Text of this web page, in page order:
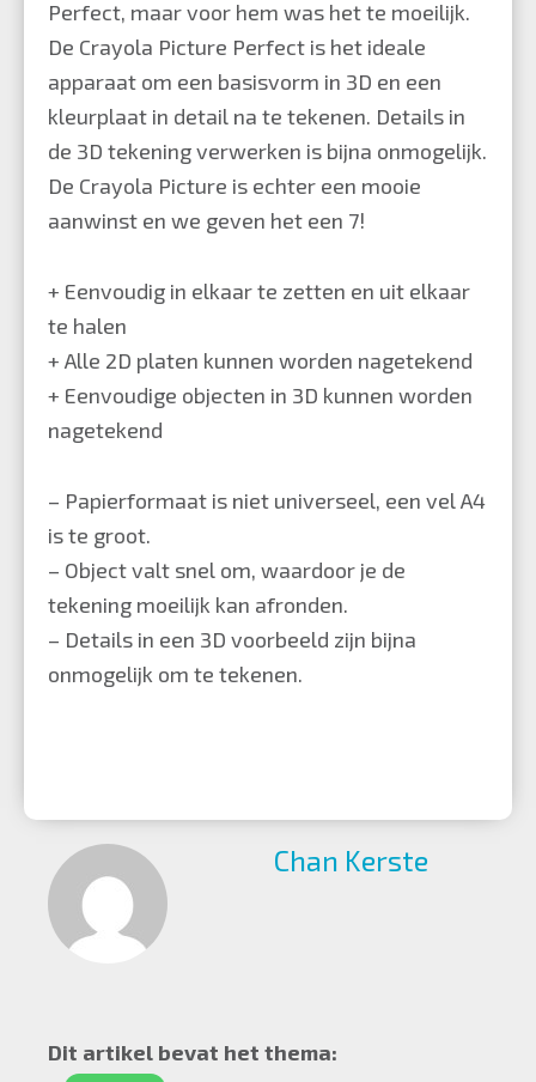
Perfect, maar voor hem was het te moeilijk.
De Crayola Picture Perfect is het ideale
apparaat om een basisvorm in 3D en een
kleurplaat in detail na te tekenen. Details in
de 3D tekening verwerken is bijna onmogelijk.
De Crayola Picture is echter een mooie
aanwinst en we geven het een 7!
+ Eenvoudig in elkaar te zetten en uit elkaar
te halen
+ Alle 2D platen kunnen worden nagetekend
+ Eenvoudige objecten in 3D kunnen worden
nagetekend
– Papierformaat is niet universeel, een vel A4
is te groot.
– Object valt snel om, waardoor je de
tekening moeilijk kan afronden.
– Details in een 3D voorbeeld zijn bijna
onmogelijk om te tekenen.
Chan Kerste
Dit artikel bevat het thema: